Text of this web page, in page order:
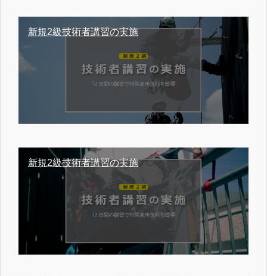
新規2級技術者講習の実施
新規2級技術者講習の実施